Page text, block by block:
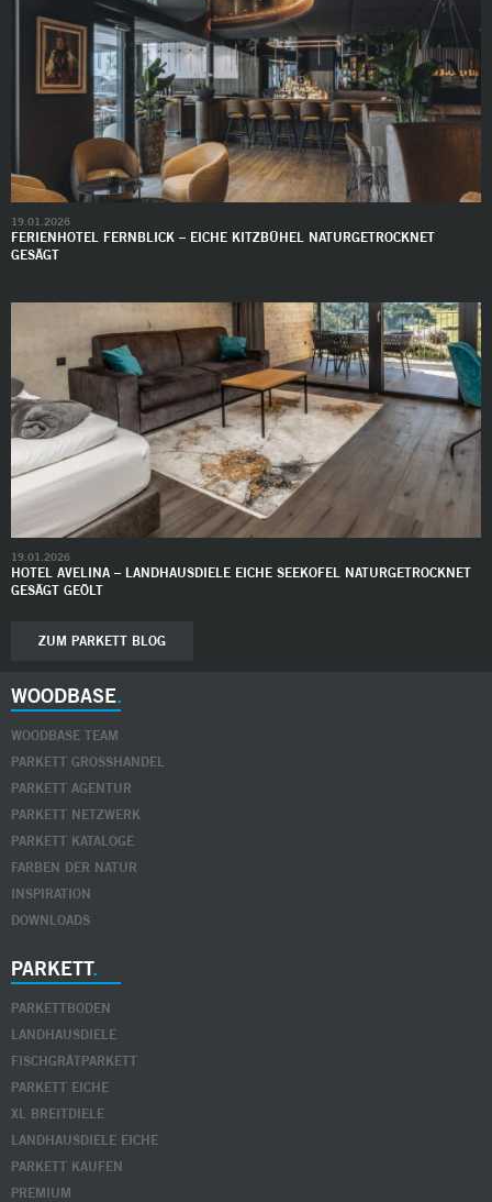
FERIENHOTEL FERNBLICK – EICHE KITZBÜHEL NATURGETROCKNET
GESÄGT
19.01.2026
HOTEL AVELINA – LANDHAUSDIELE EICHE SEEKOFEL NATURGETROCKNET
GESÄGT GEÖLT
19.01.2026
ZUM PARKETT BLOG
WOODBASE
WOODBASE TEAM
PARKETT GROSSHANDEL
PARKETT AGENTUR
PARKETT NETZWERK
PARKETT KATALOGE
FARBEN DER NATUR
INSPIRATION
DOWNLOADS
PARKETT
PARKETTBODEN
LANDHAUSDIELE
FISCHGRÄTPARKETT
PARKETT EICHE
XL BREITDIELE
LANDHAUSDIELE EICHE
PARKETT KAUFEN
PREMIUM